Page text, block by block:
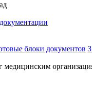
блоки документов
медицинским